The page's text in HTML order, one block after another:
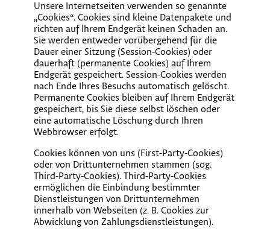
Unsere Internetseiten verwenden so genannte
„Cookies“. Cookies sind kleine Datenpakete und
richten auf Ihrem Endgerät keinen Schaden an.
Sie werden entweder vorübergehend für die
Dauer einer Sitzung (Session-Cookies) oder
dauerhaft (permanente Cookies) auf Ihrem
Endgerät gespeichert. Session-Cookies werden
nach Ende Ihres Besuchs automatisch gelöscht.
Permanente Cookies bleiben auf Ihrem Endgerät
gespeichert, bis Sie diese selbst löschen oder
eine automatische Löschung durch Ihren
Webbrowser erfolgt.
Cookies können von uns (First-Party-Cookies)
oder von Drittunternehmen stammen (sog.
Third-Party-Cookies). Third-Party-Cookies
ermöglichen die Einbindung bestimmter
Dienstleistungen von Drittunternehmen
innerhalb von Webseiten (z. B. Cookies zur
Abwicklung von Zahlungsdienstleistungen).